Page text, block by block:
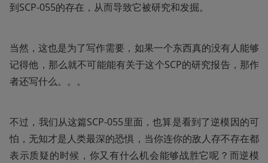
到SCP-055的存在，从而导致它被研究和发掘。
当然，这也是为了写作需要，如果一个东西真的没有人能够
记得他，那么就不可能能有关于这个SCP的研究报告，那作
者还写什么。。。
不过，我们从这篇SCP-055里面，也算是看到了逆模因的可
怕，无知才是人类最深的恐惧，当你连你的敌人存不存在都
表示质疑的时候，你又有什么机会能够战胜它呢？而逆模